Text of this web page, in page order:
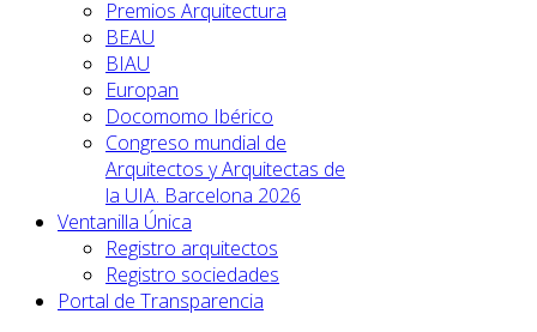
Premios Arquitectura
BEAU
BIAU
Europan
Docomomo Ibérico
Congreso mundial de
Arquitectos y Arquitectas de
la UIA. Barcelona 2026
Ventanilla Única
Registro arquitectos
Registro sociedades
Portal de Transparencia